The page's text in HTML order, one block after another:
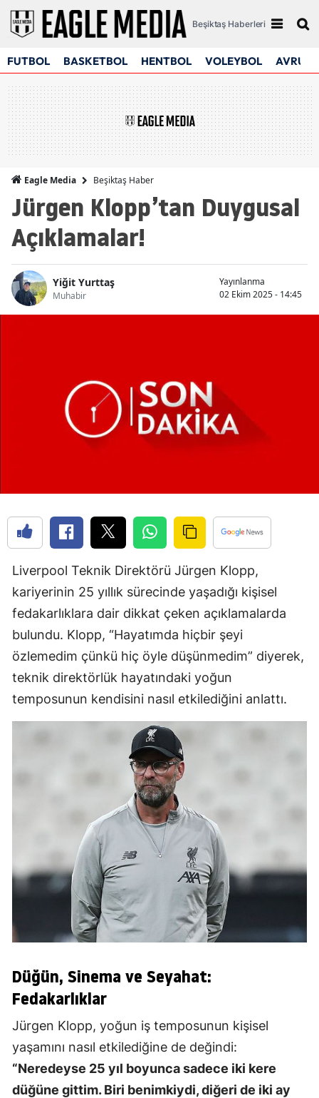
Beşiktaş Haberleri
FUTBOL BASKETBOL HENTBOL VOLEYBOL
Eagle Media Beşiktaş Haber
Jürgen Klopp’tan Duygusal
Açıklamalar!
Yiğit Yurttaş
Muhabir
Yayınlanma
02 Ekim 2025 - 14:45
Liverpool Teknik Direktörü Jürgen Klopp,
kariyerinin 25 yıllık sürecinde yaşadığı kişisel
fedakarlıklara dair dikkat çeken açıklamalarda
bulundu. Klopp, “Hayatımda hiçbir şeyi
özlemedim çünkü hiç öyle düşünmedim” diyerek,
teknik direktörlük hayatındaki yoğun
temposunun kendisini nasıl etkilediğini anlattı.
Düğün, Sinema ve Seyahat:
Fedakarlıklar
Jürgen Klopp, yoğun iş temposunun kişisel
yaşamını nasıl etkilediğine de değindi:
“Neredeyse 25 yıl boyunca sadece iki kere
düğüne gittim. Biri benimkiydi, diğeri de iki ay